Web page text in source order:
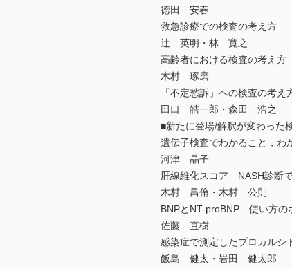
徳田 安春
救急診療での検査の考え方
辻 英明・林 寛之
高齢者における検査の考え方
木村 琢磨
「不定愁訴」への検査の考え
田口 皓一郎・森田 浩之
■新たに登場/解釈が変わった
遺伝子検査でわかること，わ
河津 晶子
肝線維化スコア NASH診断
木村 昌倫・木村 公則
BNPとNT-proBNP 使い方の
佐藤 直樹
感染症で測定したプロカルシ
飯島 健太・岩田 健太郎